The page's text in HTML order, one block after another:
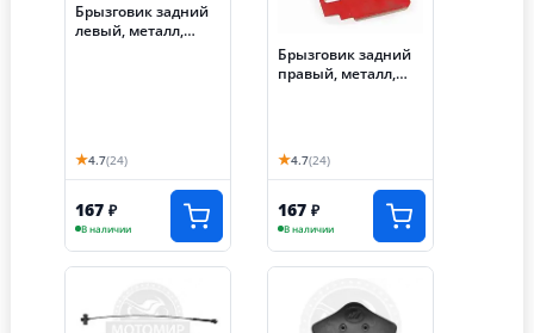
Брызговик задний
левый, металл,
★4.7(24)
167 ₽
В наличии
Брызговик задний
правый, металл,
★4.7(24)
167 ₽
В наличии